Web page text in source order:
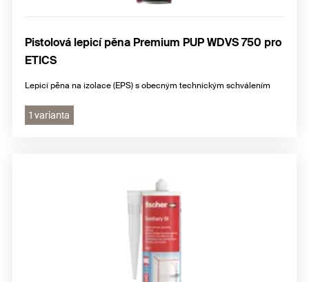
Pistolová lepicí pěna Premium PUP WDVS 750 pro
ETICS
Lepicí pěna na izolace (EPS) s obecným technickým schválením
1 varianta